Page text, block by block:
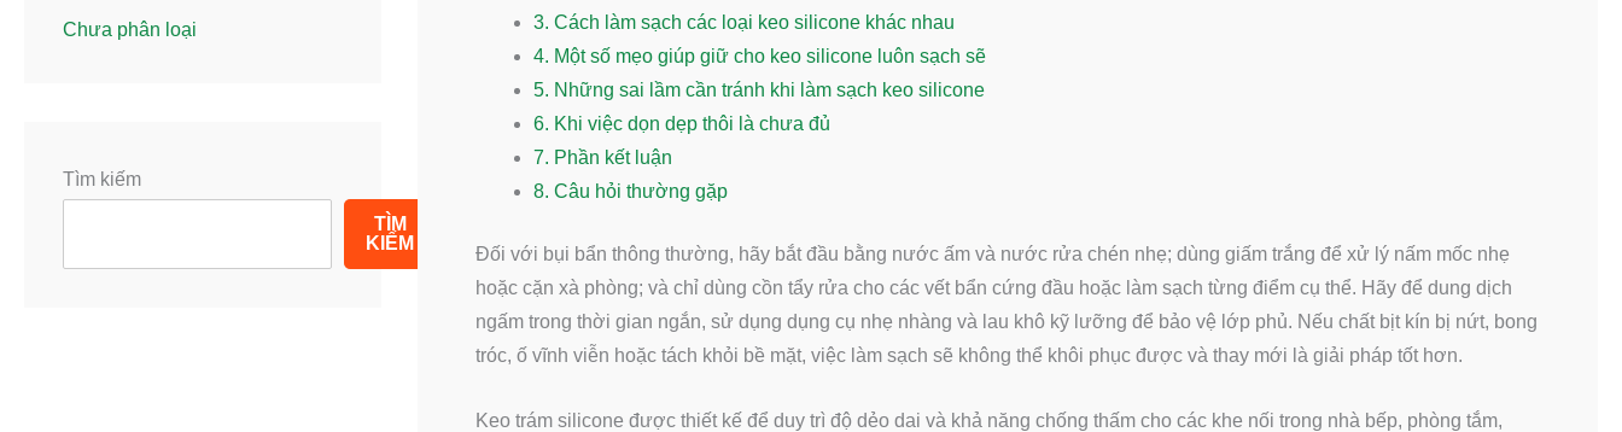
Chưa phân loại
Tìm kiếm
TÌM
KIẾM
3. Cách làm sạch các loại keo silicone khác nhau
4. Một số mẹo giúp giữ cho keo silicone luôn sạch sẽ
5. Những sai lầm cần tránh khi làm sạch keo silicone
6. Khi việc dọn dẹp thôi là chưa đủ
7. Phần kết luận
8. Câu hỏi thường gặp
Đối với bụi bẩn thông thường, hãy bắt đầu bằng nước ấm và nước rửa chén nhẹ; dùng giấm trắng để xử lý nấm mốc nhẹ
hoặc cặn xà phòng; và chỉ dùng cồn tẩy rửa cho các vết bẩn cứng đầu hoặc làm sạch từng điểm cụ thể. Hãy để dung dịch
ngấm trong thời gian ngắn, sử dụng dụng cụ nhẹ nhàng và lau khô kỹ lưỡng để bảo vệ lớp phủ. Nếu chất bịt kín bị nứt, bong
tróc, ố vĩnh viễn hoặc tách khỏi bề mặt, việc làm sạch sẽ không thể khôi phục được và thay mới là giải pháp tốt hơn.
Keo trám silicone được thiết kế để duy trì độ dẻo dai và khả năng chống thấm cho các khe nối trong nhà bếp, phòng tắm,